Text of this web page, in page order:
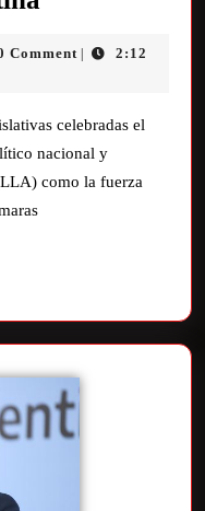
Comment
2:12
celebradas el
nacional y
como la fuerza